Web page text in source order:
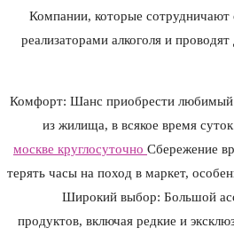
Компании, которые сотрудничают
реализаторами алкоголя и проводят
Комфорт: Шанс приобрести любимый
из жилища, в всякое время
москве круглосуточно Сбережение
терять часы на поход в маркет,
Широкий выбор: Большой
продуктов, включая редкие и